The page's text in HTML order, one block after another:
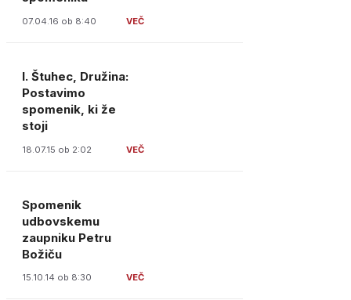
07.04.16 ob 8:40
I. Štuhec, Družina:
Postavimo
spomenik, ki že
stoji
18.07.15 ob 2:02
Spomenik
udbovskemu
zaupniku Petru
Božiču
15.10.14 ob 8:30